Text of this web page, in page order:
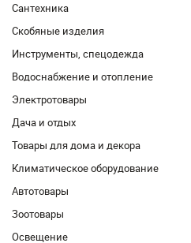
Сантехника
Скобяные изделия
Инструменты, спецодежда
Водоснабжение и отопление
Электротовары
Дача и отдых
Товары для дома и декора
Климатическое оборудование
Автотовары
Зоотовары
Освещение